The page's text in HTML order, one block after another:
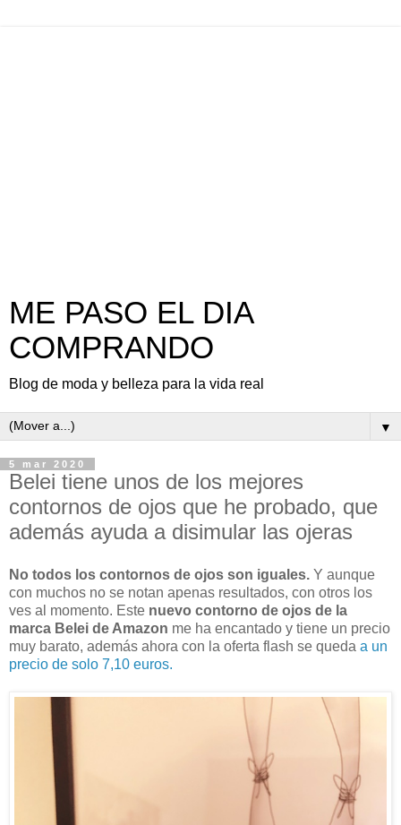
ME PASO EL DIA
COMPRANDO
Blog de moda y belleza para la vida real
▼
5 mar 2020
Belei tiene unos de los mejores
contornos de ojos que he probado, que
además ayuda a disimular las ojeras
No todos los contornos de ojos son iguales. Y aunque
con muchos no se notan apenas resultados, con otros los
ves al momento. Este nuevo contorno de ojos de la
marca Belei de Amazon me ha encantado y tiene un precio
muy barato, además ahora con la oferta flash se queda a un
precio de solo 7,10 euros.